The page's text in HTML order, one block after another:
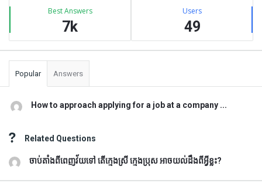
Best Answers
7k
Users
49
Popular Answers
How to approach applying for a job at a company ...
Related Questions
ចាប់តាំងពីពេញវ័យទៅ តើក្មេងស្រី ក្មេងប្រុស អាចយល់ដឹងពីអ្វីខ្លះ?